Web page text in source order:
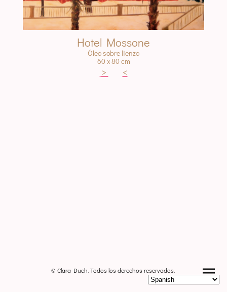
Hotel Mossone
Óleo sobre lienzo
60 x 80 cm
> <
© Clara Duch. Todos los derechos reservados.